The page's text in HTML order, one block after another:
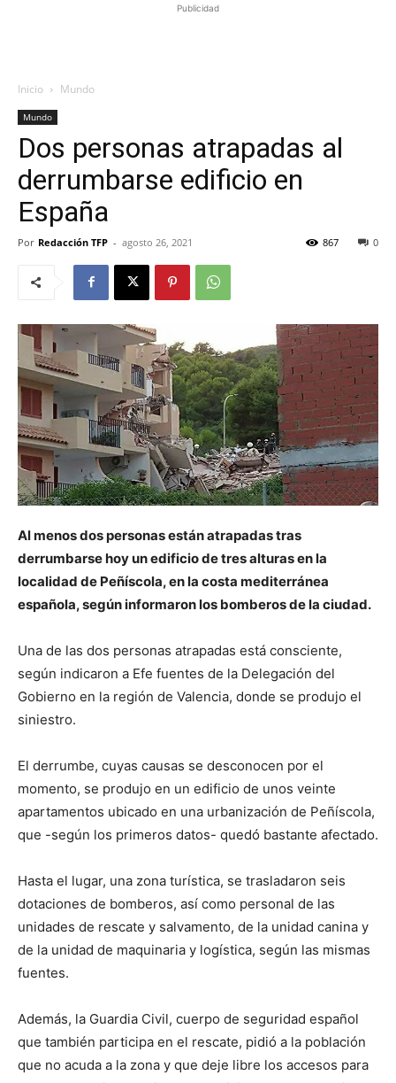
Publicidad
Inicio Mundo
Mundo
Dos personas atrapadas al
derrumbarse edificio en
España
Por Redacción TFP - agosto 26, 2021 0
867
Al menos dos personas están atrapadas tras
derrumbarse hoy un edificio de tres alturas en la
localidad de Peñíscola, en la costa mediterránea
española, según informaron los bomberos de la ciudad.
Una de las dos personas atrapadas está consciente,
según indicaron a Efe fuentes de la Delegación del
Gobierno en la región de Valencia, donde se produjo el
siniestro.
El derrumbe, cuyas causas se desconocen por el
momento, se produjo en un edificio de unos veinte
apartamentos ubicado en una urbanización de Peñíscola,
que -según los primeros datos- quedó bastante afectado.
Hasta el lugar, una zona turística, se trasladaron seis
dotaciones de bomberos, así como personal de las
unidades de rescate y salvamento, de la unidad canina y
de la unidad de maquinaria y logística, según las mismas
fuentes.
Además, la Guardia Civil, cuerpo de seguridad español
que también participa en el rescate, pidió a la población
que no acuda a la zona y que deje libre los accesos para